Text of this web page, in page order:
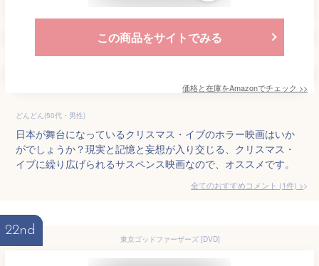
この商品をサイトでみる
価格と在庫をAmazonでチェック >>
どんどん(50代・男性)
日本が舞台になっているクリスマス・イブのホラー映画はいか
がでしょうか？現実と記憶と妄想が入り交じる、クリスマス・
イブに繰り広げられるサスペンス映画なので、オススメです。
全てのおすすめコメント (1件) >
22nd
東京ゴッドファーザーズ [DVD]